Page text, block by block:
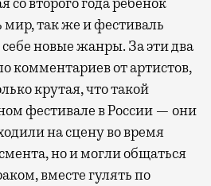
мир, так же и фестиваль
новые жанры. За эти два
комментариев от артистов,
крутая, что такой
фестивале в России — они
на сцену во время
но и могли общаться
вместе гулять по